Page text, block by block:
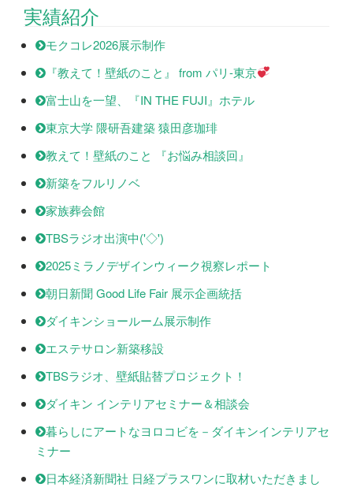
実績紹介
モクコレ2026展示制作
『教えて！壁紙のこと』 from パリ-東京
富士山を一望、『IN THE FUJI』ホテル
東京大学 隈研吾建築 猿田彦珈琲
教えて！壁紙のこと 『お悩み相談回』
新築をフルリノベ
家族葬会館
TBSラジオ出演中('◇')ゞ
2025ミラノデザインウィーク視察レポート
朝日新聞 Good Life Fair 展示企画統括
ダイキンショールーム展示制作
エステサロン新築移設
TBSラジオ、壁紙貼替プロジェクト！
ダイキン インテリアセミナー＆相談会
暮らしにアートなヨロコビを－ダイキンインテリアセ
ミナー
日本経済新聞社 日経プラスワンに取材いただきまし